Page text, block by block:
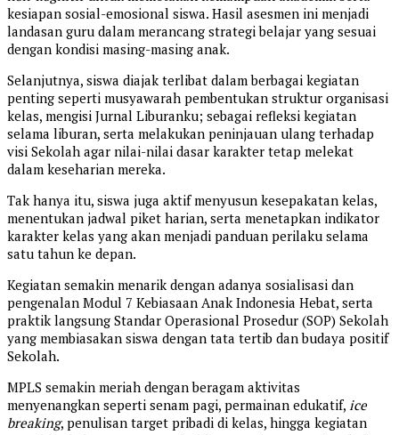
kesiapan sosial-emosional siswa. Hasil asesmen ini menjadi
landasan guru dalam merancang strategi belajar yang sesuai
dengan kondisi masing-masing anak.
Selanjutnya, siswa diajak terlibat dalam berbagai kegiatan
penting seperti musyawarah pembentukan struktur organisasi
kelas, mengisi Jurnal Liburanku; sebagai refleksi kegiatan
selama liburan, serta melakukan peninjauan ulang terhadap
visi Sekolah agar nilai-nilai dasar karakter tetap melekat
dalam keseharian mereka.
Tak hanya itu, siswa juga aktif menyusun kesepakatan kelas,
menentukan jadwal piket harian, serta menetapkan indikator
karakter kelas yang akan menjadi panduan perilaku selama
satu tahun ke depan.
Kegiatan semakin menarik dengan adanya sosialisasi dan
pengenalan Modul 7 Kebiasaan Anak Indonesia Hebat, serta
praktik langsung Standar Operasional Prosedur (SOP) Sekolah
yang membiasakan siswa dengan tata tertib dan budaya positif
Sekolah.
MPLS semakin meriah dengan beragam aktivitas
menyenangkan seperti senam pagi, permainan edukatif, ice
breaking, penulisan target pribadi di kelas, hingga kegiatan